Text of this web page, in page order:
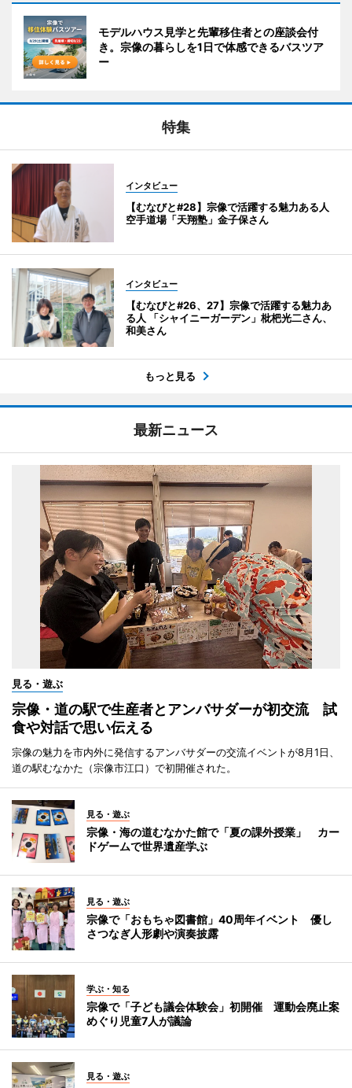
モデルハウス見学と先輩移住者との座談会付
き。宗像の暮らしを1日で体感できるバスツア
ー
特集
インタビュー
【むなびと#28】宗像で活躍する魅力ある人
空手道場「天翔塾」金子保さん
インタビュー
【むなびと#26、27】宗像で活躍する魅力あ
る人 「シャイニーガーデン」枇杷光二さん、
和美さん
もっと見る
最新ニュース
見る・遊ぶ
宗像・道の駅で生産者とアンバサダーが初交流 試
食や対話で思い伝える
宗像の魅力を市内外に発信するアンバサダーの交流イベントが8月1日、
道の駅むなかた（宗像市江口）で初開催された。
見る・遊ぶ
宗像・海の道むなかた館で「夏の課外授業」 カー
ドゲームで世界遺産学ぶ
見る・遊ぶ
宗像で「おもちゃ図書館」40周年イベント 優し
さつなぎ人形劇や演奏披露
学ぶ・知る
宗像で「子ども議会体験会」初開催 運動会廃止案
めぐり児童7人が議論
見る・遊ぶ